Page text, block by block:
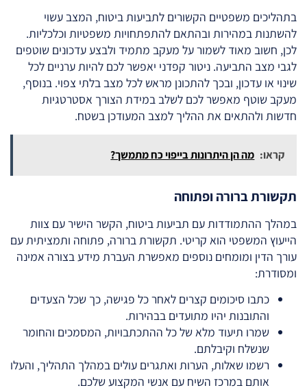
בתהליכים משפטיים הקשורים לתביעות ביטוח, המצב עשוי
להשתנות במהירות ובהתאם להתפתחויות משפטיות וכלכליות.
לכן, חשוב מאוד לשמור על מעקב מתמיד ולבצע עדכונים שוטפים
לגבי מצב התביעה. ניטור קפדני יאפשר לכם להיות ערניים לכל
שינוי או עדכון, ובכך להתכונן מראש לכל מצב בלתי צפוי. בנוסף,
מעקב שוטף מאפשר לכם לשלב במידת הצורך אסטרטגיות
חדשות ולהתאים את ההליך למצב המעודכן בשטח.
קראו: מה הן היתרונות בייפוי כח מתמשך?
תקשורת ברורה ופתוחה
במהלך ההתמודדות עם תביעות ביטוח, הקשר הישיר עם צוות
הייעוץ המשפטי הוא קריטי. תקשורת ברורה, פתוחה ותמציתית עם
עורך הדין ומומחים נוספים מאפשרת העברת מידע בצורה אמינה
ומסודרת:
כתבו סיכומים קצרים לאחר כל פגישה, כך שכל הצעדים
והתובנות יהיו מתועדים בבהירות.
שמרו תיעוד מלא של כל ההתכתבויות, המסמכים והחומר
שנשלח וקיבלתם.
רשמו שאלות, הערות ואתגרים עולים במהלך התהליך, והעלו
אותם במרכז השיח עם אנשי המקצוע שלכם.